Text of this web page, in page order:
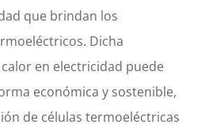
que brindan los
Dicha
en electricidad puede
económica y sostenible,
de células termoeléctricas